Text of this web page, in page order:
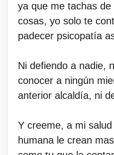
ya que me tachas
cosas, yo solo te
padecer psicopatía
Ni defiendo a nadie,
conocer a ningún
anterior alcaldía, ni
Y creeme, a mi
humana le crean